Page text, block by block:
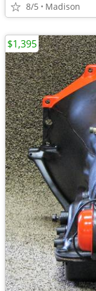
8/5 Madison
$1,395